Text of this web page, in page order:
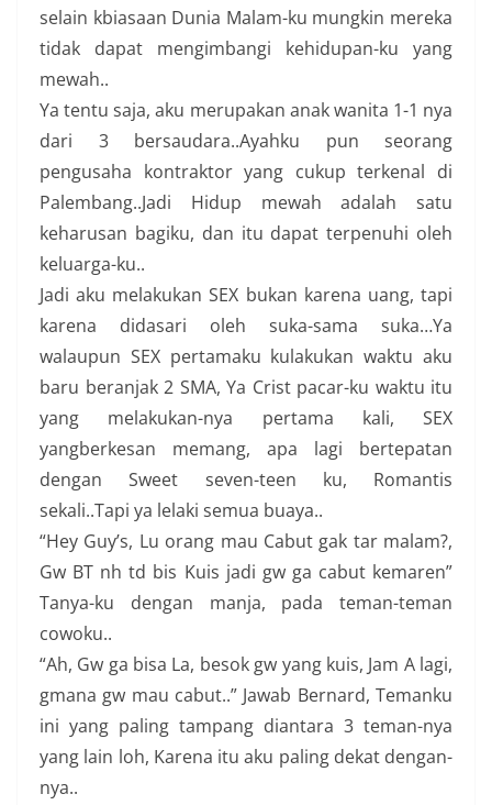
selain kbiasaan Dunia Malam-ku mungkin mereka
tidak dapat mengimbangi kehidupan-ku yang
mewah..
Ya tentu saja, aku merupakan anak wanita 1-1 nya
dari 3 bersaudara..Ayahku pun seorang
pengusaha kontraktor yang cukup terkenal di
Palembang..Jadi Hidup mewah adalah satu
keharusan bagiku, dan itu dapat terpenuhi oleh
keluarga-ku..
Jadi aku melakukan SEX bukan karena uang, tapi
karena didasari oleh suka-sama suka…Ya
walaupun SEX pertamaku kulakukan waktu aku
baru beranjak 2 SMA, Ya Crist pacar-ku waktu itu
yang melakukan-nya pertama kali, SEX
yangberkesan memang, apa lagi bertepatan
dengan Sweet seven-teen ku, Romantis
sekali..Tapi ya lelaki semua buaya..
“Hey Guy’s, Lu orang mau Cabut gak tar malam?,
Gw BT nh td bis Kuis jadi gw ga cabut kemaren”
Tanya-ku dengan manja, pada teman-teman
cowoku..
“Ah, Gw ga bisa La, besok gw yang kuis, Jam A lagi,
gmana gw mau cabut..” Jawab Bernard, Temanku
ini yang paling tampang diantara 3 teman-nya
yang lain loh, Karena itu aku paling dekat dengan-
nya..